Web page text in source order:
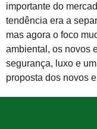
importante do
tendência era a
mas agora o foco
ambiental, os novos
segurança, luxo e
proposta dos novos